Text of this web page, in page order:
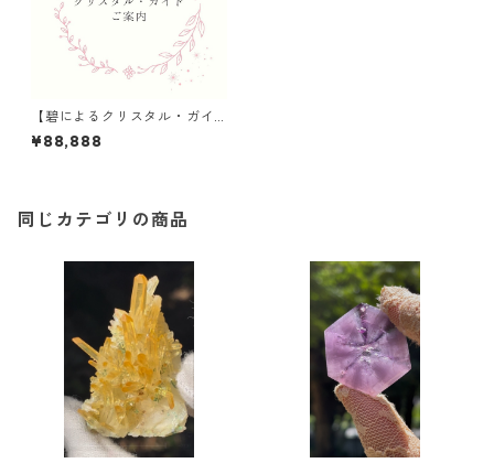
【碧によるクリスタル・ガイ
ド】のご案内
¥88,888
同じカテゴリの商品